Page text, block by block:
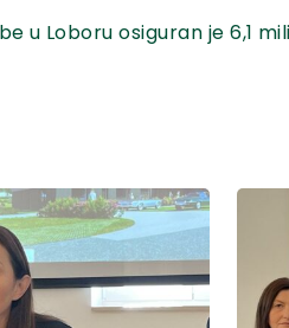
u Loboru osiguran je 6,1